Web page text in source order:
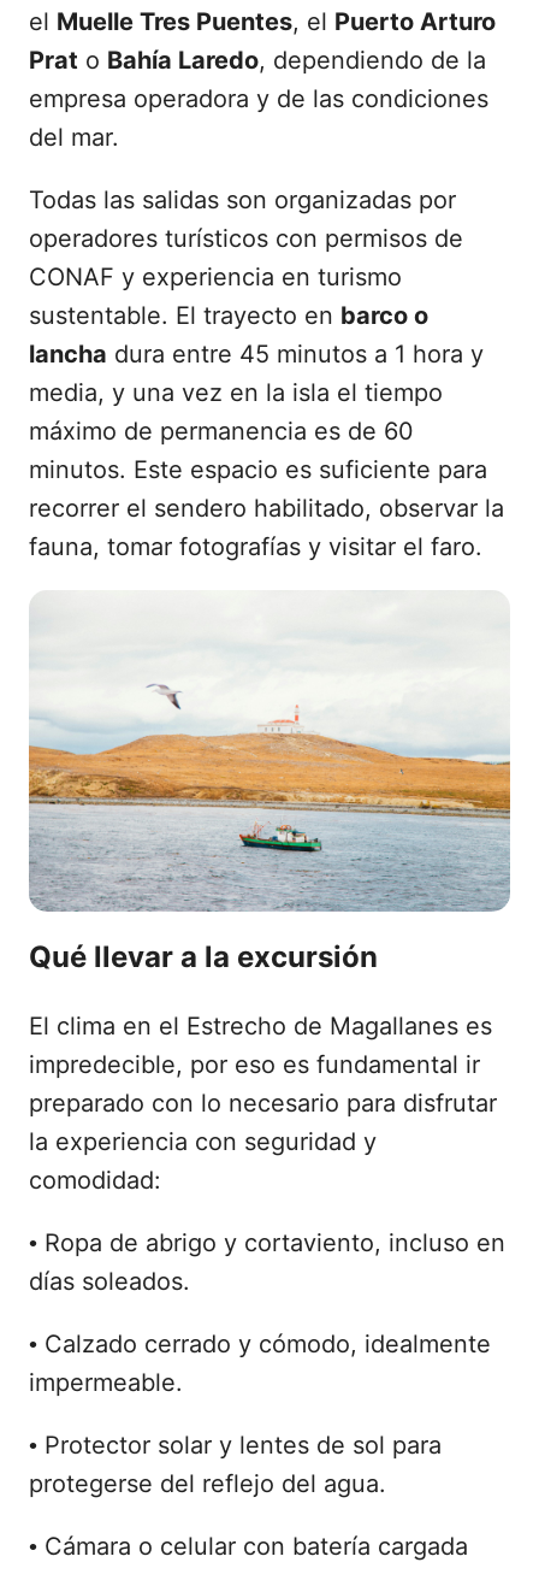
el Muelle Tres Puentes, el Puerto Arturo
Prat o Bahía Laredo, dependiendo de la
empresa operadora y de las condiciones
del mar.
Todas las salidas son organizadas por
operadores turísticos con permisos de
CONAF y experiencia en turismo
sustentable. El trayecto en barco o
lancha dura entre 45 minutos a 1 hora y
media, y una vez en la isla el tiempo
máximo de permanencia es de 60
minutos. Este espacio es suficiente para
recorrer el sendero habilitado, observar la
fauna, tomar fotografías y visitar el faro.
Qué llevar a la excursión
El clima en el Estrecho de Magallanes es
impredecible, por eso es fundamental ir
preparado con lo necesario para disfrutar
la experiencia con seguridad y
comodidad:
•Ropa de abrigo y cortaviento, incluso en
días soleados.
•Calzado cerrado y cómodo, idealmente
impermeable.
•Protector solar y lentes de sol para
protegerse del reflejo del agua.
•Cámara o celular con batería cargada